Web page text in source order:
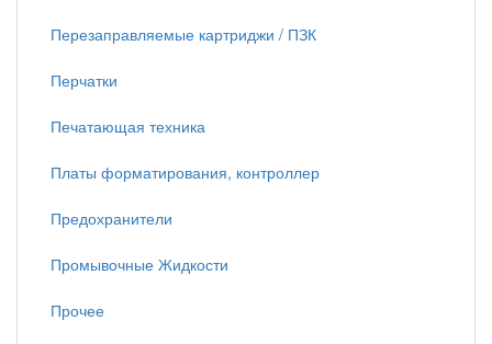
Перезаправляемые картриджи / ПЗК
Перчатки
Печатающая техника
Платы форматирования, контроллер
Предохранители
Промывочные Жидкости
Прочее